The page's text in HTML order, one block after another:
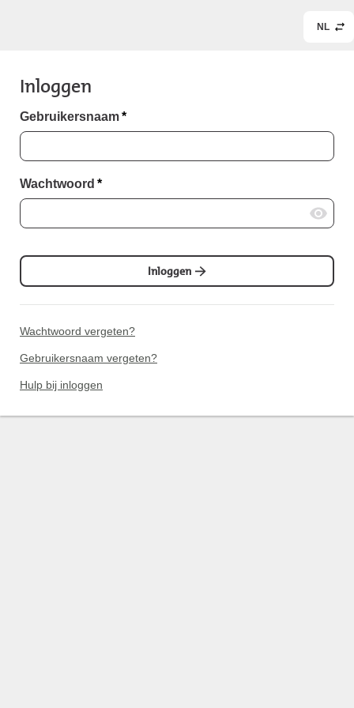
NL
Inloggen
Gebruikersnaam*
Wachtwoord *
Inloggen
Wachtwoord vergeten?
Gebruikersnaam vergeten?
Hulp bij inloggen